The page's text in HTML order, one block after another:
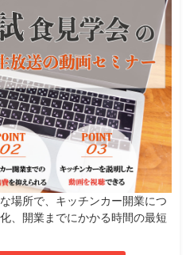
場所で、キッチンカー開業につ
、開業までにかかる時間の最短